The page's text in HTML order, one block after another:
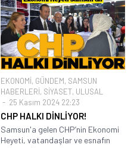
EKONOMİ, GÜNDEM, SAMSUN
HABERLERİ, SİYASET, ULUSAL
25 Kasım 2024 22:23
CHP HALKI DİNLİYOR!
Samsun'a gelen CHP’nin Ekonomi
Heyeti, vatandaşlar ve esnafın